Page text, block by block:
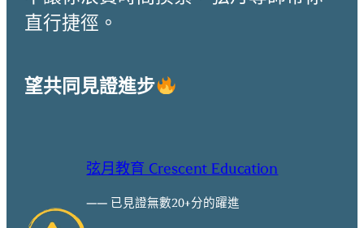
直行捷徑。
望共同見證進步
弦月教育 Crescent Education
—— 已見證無數20+分的躍進